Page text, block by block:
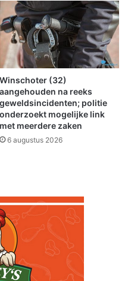
Winschoter (32)
aangehouden na reeks
geweldsincidenten; politie
onderzoekt mogelijke link
met meerdere zaken
6 augustus 2026